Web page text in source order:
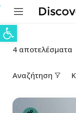
Ανοίξτε τη
4 αποτελέσματα
Αναζήτηση